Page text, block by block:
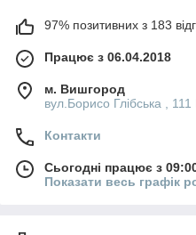
97% позитивних з 183
Працює з 06.04.2018
м. Вишгород
вул.Борисо Глібська ,
Контакти
Сьогодні працює з
Показати весь графік